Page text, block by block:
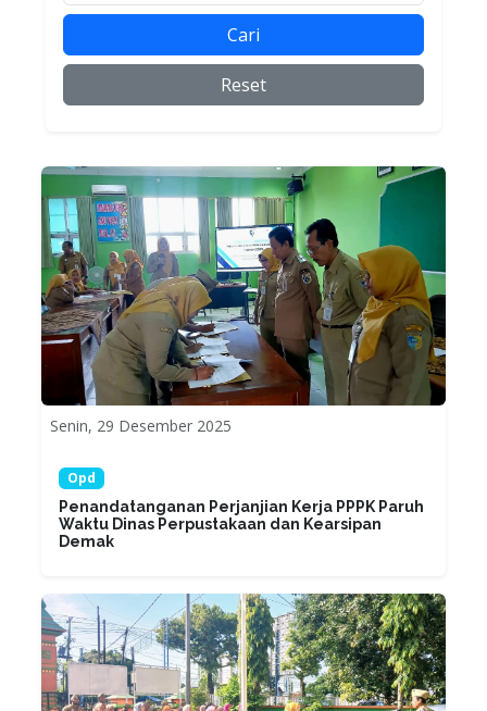
Cari
Reset
Senin, 29 Desember 2025
Opd
Penandatanganan Perjanjian Kerja PPPK Paruh
Waktu Dinas Perpustakaan dan Kearsipan
Demak